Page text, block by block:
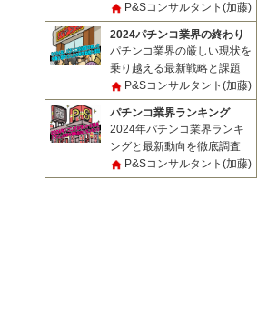
P&Sコンサルタント(加藤)
2024パチンコ業界の終わり
パチンコ業界の厳しい現状を
乗り越える最新戦略と課題
P&Sコンサルタント(加藤)
パチンコ業界ランキング
2024年パチンコ業界ランキ
ングと最新動向を徹底調査
P&Sコンサルタント(加藤)